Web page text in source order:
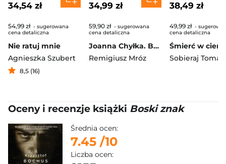
34,54 zł
54,99 zł - sugerowana
cena detaliczna
Nie ratuj mnie
Agnieszka Szubert
8,5 (16)
34,99 zł
59,90 zł - sugerowana
cena detaliczna
Joanna Chyłka. Bezprawie. Wydanie specjalne
Remigiusz Mróz
38,49 zł
49,99 zł -
cena detaliczna
Sobieraj
Oceny i recenzje książki Boski znak
Średnia ocen:
7.45 /10
Liczba ocen: